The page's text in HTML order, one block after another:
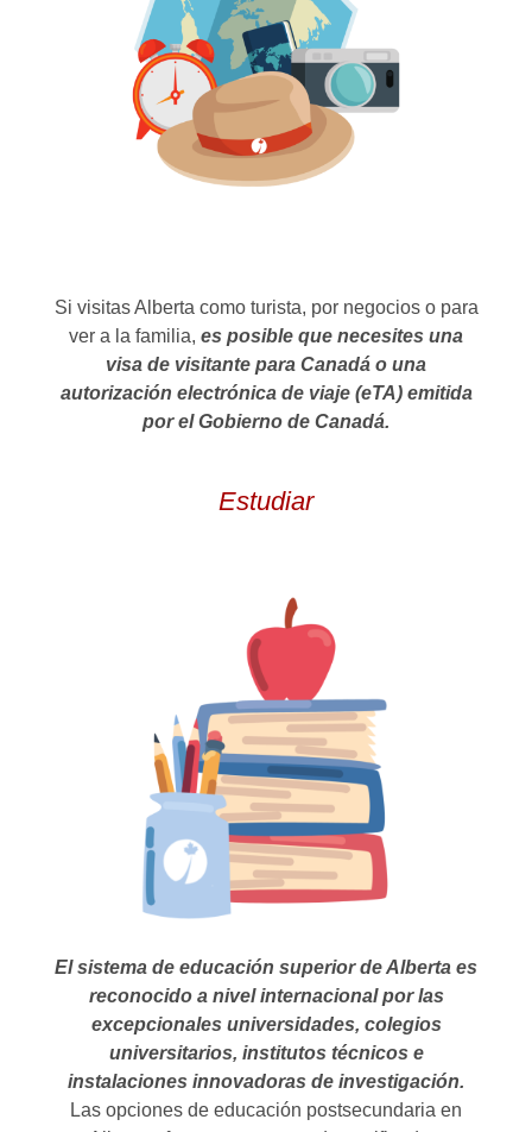
Si visitas Alberta como turista, por negocios o para
ver a la familia, es posible que necesites una
visa de visitante para Canadá o una
autorización electrónica de viaje (eTA) emitida
por el Gobierno de Canadá.
Estudiar
El sistema de educación superior de Alberta es
reconocido a nivel internacional por las
excepcionales universidades, colegios
universitarios, institutos técnicos e
instalaciones innovadoras de investigación.
Las opciones de educación postsecundaria en